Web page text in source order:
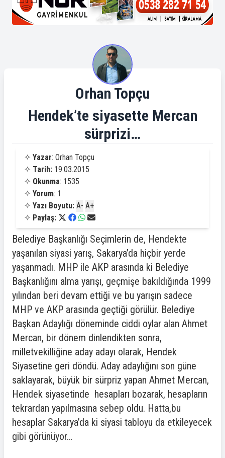
Orhan Topçu
Hendek’te siyasette Mercan
sürprizi…
✧ Yazar: Orhan Topçu
✧ Tarih: 19.03.2015
✧ Okunma: 1535
✧ Yorum: 1
✧ Yazı Boyutu: A- A+
✧ Paylaş:
Belediye Başkanlığı Seçimlerin de, Hendekte
yaşanılan siyasi yarış, Sakarya’da hiçbir yerde
yaşanmadı. MHP ile AKP arasında ki Belediye
Başkanlığını alma yarışı, geçmişe bakıldığında 1999
yılından beri devam ettiği ve bu yarışın sadece
MHP ve AKP arasında geçtiği görülür. Belediye
Başkan Adaylığı döneminde ciddi oylar alan Ahmet
Mercan, bir dönem dinlendikten sonra,
milletvekilliğine aday adayı olarak, Hendek
Siyasetine geri döndü. Aday adaylığını son güne
saklayarak, büyük bir sürpriz yapan Ahmet Mercan,
Hendek siyasetinde hesapları bozarak, hesapların
tekrardan yapılmasına sebep oldu. Hatta,bu
hesaplar Sakarya’da ki siyasi tabloyu da etkileyecek
gibi görünüyor…